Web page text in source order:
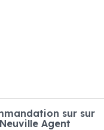
sur sur
Agent